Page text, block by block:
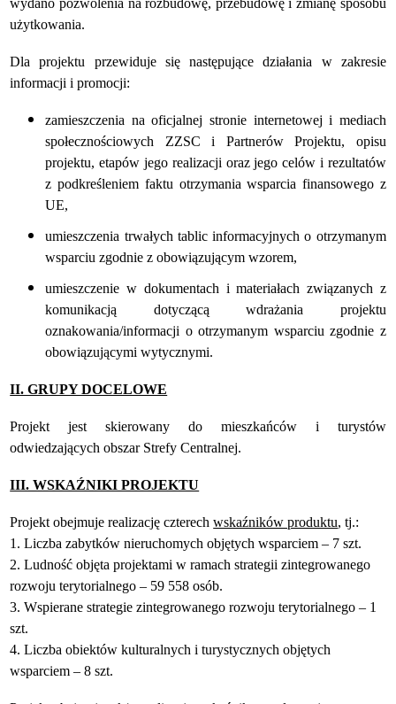
użytkowania.
Dla projektu przewiduje się następujące działania w zakresie
informacji i promocji:
zamieszczenia na oficjalnej stronie internetowej i mediach
społecznościowych ZZSC i Partnerów Projektu, opisu
projektu, etapów jego realizacji oraz jego celów i rezultatów
z podkreśleniem faktu otrzymania wsparcia finansowego z
UE,
umieszczenia trwałych tablic informacyjnych o otrzymanym
wsparciu zgodnie z obowiązującym wzorem,
umieszczenie w dokumentach i materiałach związanych z
komunikacją dotyczącą wdrażania projektu
oznakowania/informacji o otrzymanym wsparciu zgodnie z
obowiązującymi wytycznymi.
II. GRUPY DOCELOWE
Projekt jest skierowany do mieszkańców i turystów
odwiedzających obszar Strefy Centralnej.
III. WSKAŹNIKI PROJEKTU
Projekt obejmuje realizację czterechwskaźników produktu, tj.:
1. Liczba zabytków nieruchomych objętych wsparciem – 7 szt.
2. Ludność objęta projektami w ramach strategii zintegrowanego
rozwoju terytorialnego – 59 558 osób.
3. Wspierane strategie zintegrowanego rozwoju terytorialnego – 1
szt.
4. Liczba obiektów kulturalnych i turystycznych objętych
wsparciem – 8 szt.